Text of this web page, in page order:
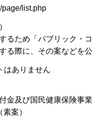
page/list.php
るため「パブリック・
る際に、その案などを
はありません
金及び国民健康保険事
案）